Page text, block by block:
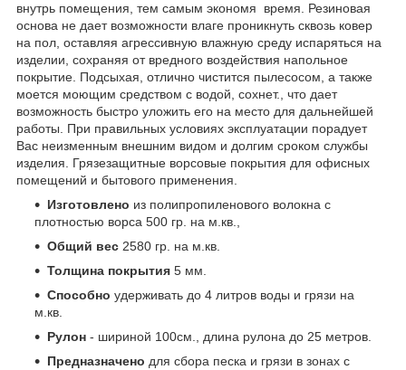
внутрь помещения, тем самым экономя время. Резиновая
основа не дает возможности влаге проникнуть сквозь ковер
на пол, оставляя агрессивную влажную среду испаряться на
изделии, сохраняя от вредного воздействия напольное
покрытие. Подсыхая, отлично чистится пылесосом, а также
моется моющим средством с водой, сохнет., что дает
возможность быстро уложить его на место для дальнейшей
работы. При правильных условиях эксплуатации порадует
Вас неизменным внешним видом и долгим сроком службы
изделия. Грязезащитные ворсовые покрытия для офисных
помещений и бытового применения.
Изготовлено из полипропиленового волокна с
плотностью ворса 500 гр. на м.кв.,
Общий вес 2580 гр. на м.кв.
Толщина покрытия 5 мм.
Способно удерживать до 4 литров воды и грязи на
м.кв.
Рулон - шириной 100см., длина рулона до 25 метров.
Предназначено для сбора песка и грязи в зонах с